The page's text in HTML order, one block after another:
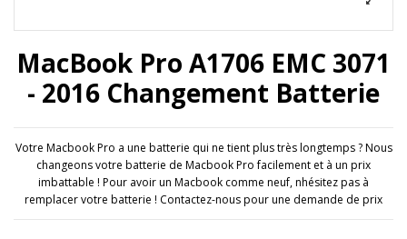
MacBook Pro A1706 EMC 3071
- 2016 Changement Batterie
Votre Macbook Pro a une batterie qui ne tient plus très longtemps ? Nous
changeons votre batterie de Macbook Pro facilement et à un prix
imbattable ! Pour avoir un Macbook comme neuf, nhésitez pas à
remplacer votre batterie ! Contactez-nous pour une demande de prix